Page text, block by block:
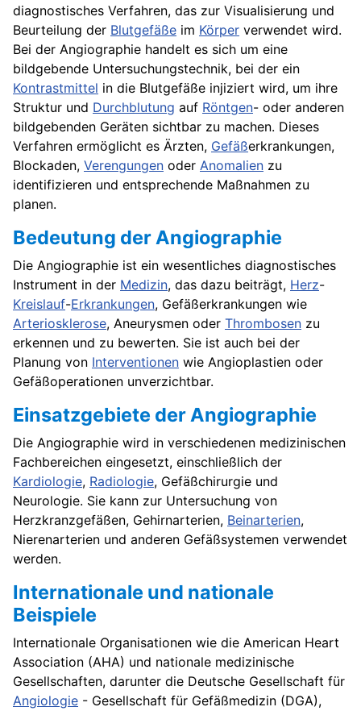
diagnostisches Verfahren, das zur Visualisierung und
Beurteilung der Blutgefäße im Körper verwendet wird.
Bei der Angiographie handelt es sich um eine
bildgebende Untersuchungstechnik, bei der ein
Kontrastmittel in die Blutgefäße injiziert wird, um ihre
Struktur und Durchblutung auf Röntgen- oder anderen
bildgebenden Geräten sichtbar zu machen. Dieses
Verfahren ermöglicht es Ärzten, Gefäßerkrankungen,
Blockaden, Verengungen oder Anomalien zu
identifizieren und entsprechende Maßnahmen zu
planen.
Bedeutung der Angiographie
Die Angiographie ist ein wesentliches diagnostisches
Instrument in der Medizin, das dazu beiträgt, Herz-
Kreislauf-Erkrankungen, Gefäßerkrankungen wie
Arteriosklerose, Aneurysmen oder Thrombosen zu
erkennen und zu bewerten. Sie ist auch bei der
Planung von Interventionen wie Angioplastien oder
Gefäßoperationen unverzichtbar.
Einsatzgebiete der Angiographie
Die Angiographie wird in verschiedenen medizinischen
Fachbereichen eingesetzt, einschließlich der
Kardiologie, Radiologie, Gefäßchirurgie und
Neurologie. Sie kann zur Untersuchung von
Herzkranzgefäßen, Gehirnarterien, Beinarterien,
Nierenarterien und anderen Gefäßsystemen verwendet
werden.
Internationale und nationale
Beispiele
Internationale Organisationen wie die American Heart
Association (AHA) und nationale medizinische
Gesellschaften, darunter die Deutsche Gesellschaft für
Angiologie - Gesellschaft für Gefäßmedizin (DGA),